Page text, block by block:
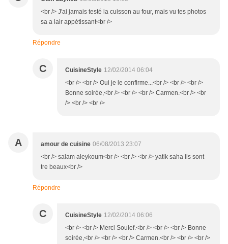
<br /> J'ai jamais testé la cuisson au four, mais vu tes photos
sa a lair appétissant<br />
Répondre
C CuisineStyle 12/02/2014 06:04
<br /> <br /> Oui je le confirme...<br /> <br /> <br />
Bonne soirée,<br /> <br /> <br /> Carmen.<br /> <br
/> <br /> <br />
A amour de cuisine 06/08/2013 23:07
<br /> salam aleykoum<br /> <br /> <br /> yatik saha ils sont
tre beaux<br />
Répondre
C CuisineStyle 12/02/2014 06:06
<br /> <br /> Merci Soulef.<br /> <br /> <br /> Bonne
soirée,<br /> <br /> <br /> Carmen.<br /> <br /> <br />